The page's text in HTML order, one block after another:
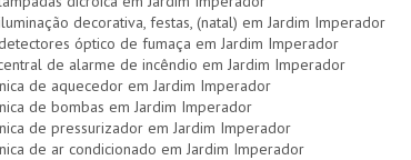
decorativa, festas, (natal) em Jardim Imperador
óptico de fumaça em Jardim Imperador
de alarme de incêndio em Jardim Imperador
de aquecedor em Jardim Imperador
de bombas em Jardim Imperador
de pressurizador em Jardim Imperador
de ar condicionado em Jardim Imperador